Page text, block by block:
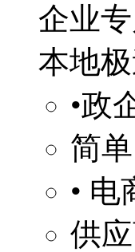
企业
本地
•政
简
•
供